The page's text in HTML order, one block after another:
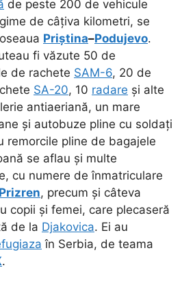
de peste 200 de vehicule
de câțiva kilometri, se
Priștina–Podujevo.
fi văzute 50 de
de rachete SAM-6, 20 de
SA-20, 10 radare și alte
antiaeriană, un mare
și autobuze pline cu soldați
remorcile pline de bagajele
se aflau și multe
cu numere de înmatriculare
Prizren, precum și câteva
copii și femei, care plecaseră
de la Djakovica. Ei au
în Serbia, de teama
.